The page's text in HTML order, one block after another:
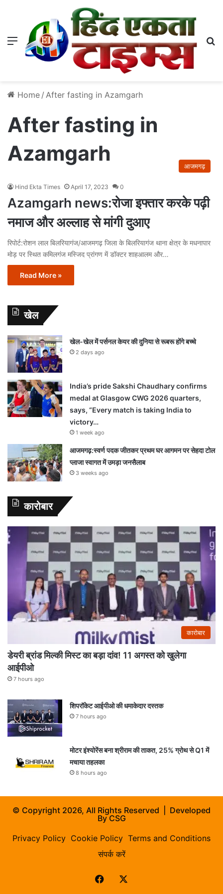
Menu
Home / After fasting in Azamgarh
After fasting in
Azamgarh
आजमगढ़
Hind Ekta Times April 17, 2023 0
Azamgarh news:रोजा इफ्तार करके पढ़ी
नमाज और अल्लाह से मांगी दुआए
रिपोर्ट:रोशन लाल बिलरियागंज/आजमगढ़ जिला के बिलरियागंज थाना क्षेत्र के मधनापार
मोड़ पर स्थित कमिलगंज मस्जिद प्रांगण में डॉक्टर शाहआलम और…
Read More »
खेल
खेल-खेल में पर्सनल केयर की दुनिया से रूबरू होंगे बच्चे
2 days ago
India’s pride Sakshi Chaudhary confirms
medal at Glasgow CWG 2026 quarters,
says, “Every match is taking India to
victory…
1 week ago
आजमगढ़:स्वर्ण पदक जीतकर प्रथम घर आगमन पर सेहदा टोल
प्लाजा स्वागत में उमड़ा जनसैलाब
3 weeks ago
कारोबार
कारोबार
डेयरी ब्रांड मिल्की मिस्ट का बड़ा दांव! 11 अगस्त को खुलेगा
आईपीओ
7 hours ago
शिपरॉकेट आईपीओ की धमाकेदार दस्तक
7 hours ago
मोटर इंश्योरेंस बना श्रीराम की ताकत, 25% ग्रोथ से Q1 में
मचाया तहलका
8 hours ago
© Copyright 2026, All Rights Reserved | Developed
ByCSG
Privacy Policy Cookie Policy Terms and Conditions
संपर्क करें
Facebook